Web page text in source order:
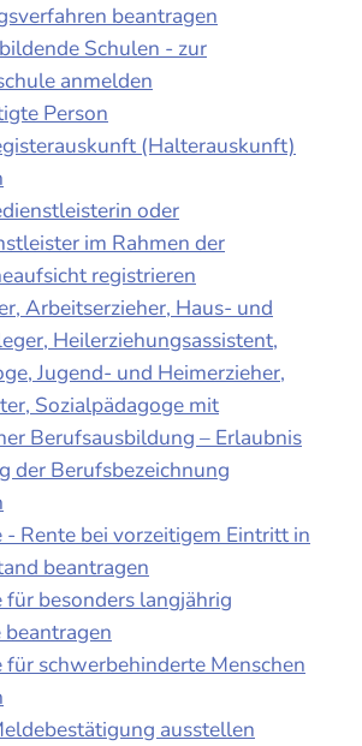
beantragen
Schulen - zur
anmelden
Person
(Halterauskunft)
oder
im Rahmen der
registrieren
Arbeitserzieher, Haus- und
Heilerziehungsassistent,
Jugend- und Heimerzieher,
Sozialpädagoge mit
Berufsausbildung – Erlaubnis
der Berufsbezeichnung
Rente bei vorzeitigem Eintritt in
beantragen
besonders langjährig
schwerbehinderte Menschen
ausstellen